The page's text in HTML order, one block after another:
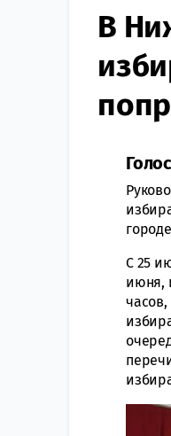
В
С 25
июня,